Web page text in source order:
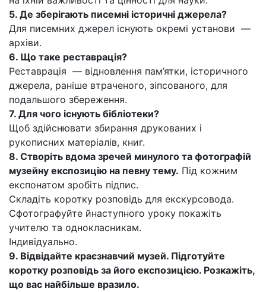
5. Де зберігають писемні історичні джерела?
Для писемних джерел існують окремі установи —
архіви.
6. Що таке реставрація?
Реставрація — відновлення пам’ятки, історичного
джерела, раніше втраченого, зіпсованого, для
подальшого збереження.
7. Для чого існують бібліотеки?
Щоб здійснювати збирання друкованих і
рукописних матеріалів, книг.
8. Створіть вдома зречей минулого та фотографій
музейну експозицію на певну тему. Під кожним
експонатом зробіть підпис.
Складіть коротку розповідь для екскурсовода.
Сфотографуйте йнаступного уроку покажіть
учителю та однокласникам.
Індивідуально.
9. Відвідайте краєзнавчий музей. Підготуйте
коротку розповідь за його експозицією. Розкажіть,
що вас найбільше вразило.